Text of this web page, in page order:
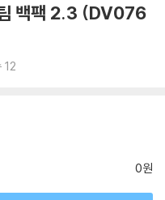
백팩 2.3 (DV076
12
0원